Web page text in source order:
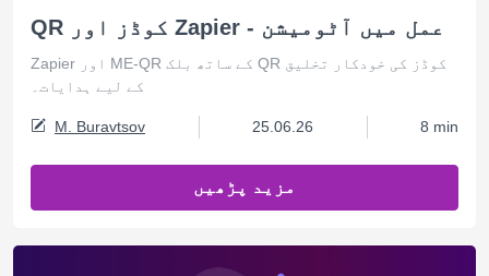
QR کوڈز اور Zapier - عمل میں آٹومیشن
Zapier اور ME-QR کے ساتھ بلک QR کوڈز کی خودکار تخلیق
کے لیے ہدایات۔
M. Buravtsov 25.06.26 8 min
مزید پڑھیں